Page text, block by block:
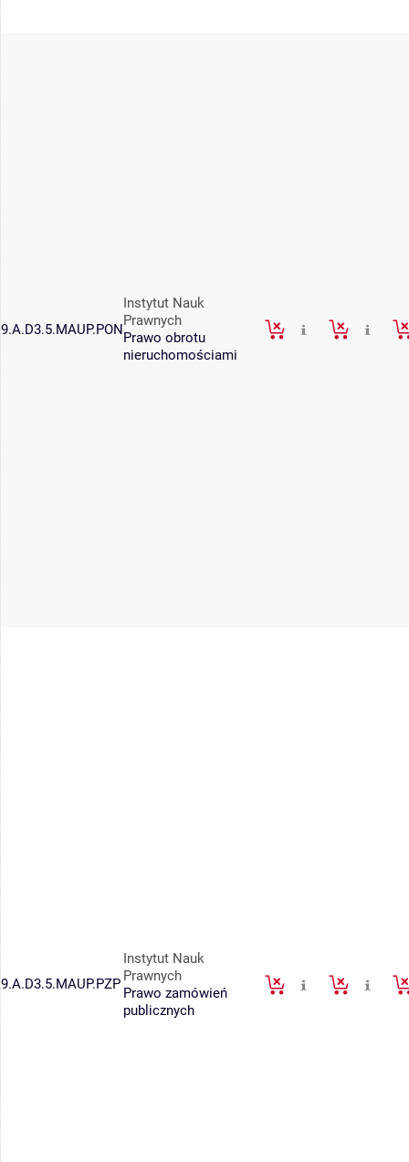
9.A.D3.5.MAUP.PON
Instytut Nauk
Prawnych
Prawo obrotu
nieruchomościami
9.A.D3.5.MAUP.PZP
Instytut Nauk
Prawnych
Prawo zamówień
publicznych